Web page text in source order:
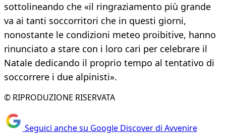
sottolineando che «il ringraziamento più grande
va ai tanti soccorritori che in questi giorni,
nonostante le condizioni meteo proibitive, hanno
rinunciato a stare con i loro cari per celebrare il
Natale dedicando il proprio tempo al tentativo di
soccorrere i due alpinisti».
© RIPRODUZIONE RISERVATA
Seguici anche su Google Discover di Avvenire